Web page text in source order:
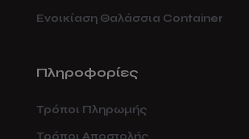
Ενοικίαση Θαλάσσια Container
Πληροφορίες
Τρόποι Πληρωμής